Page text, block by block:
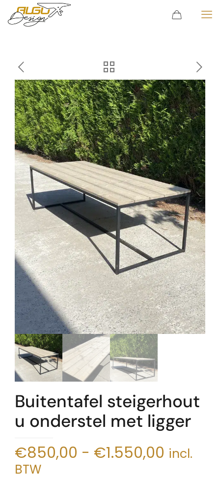
Buitentafel steigerhout
u onderstel met ligger
€850,00 - €1.550,00 incl.
BTW